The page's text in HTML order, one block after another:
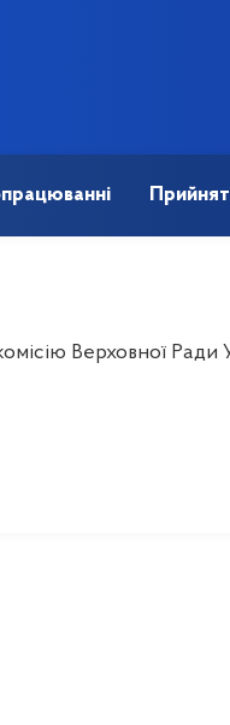
Верховної Ради